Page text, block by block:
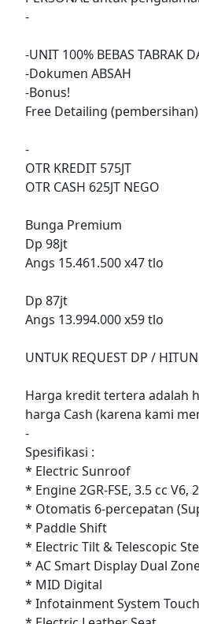
-
-UNIT 100% BEBAS TABRAK
-Dokumen ABSAH
-Bonus!
Free Detailing
-
OTR KREDIT 575JT
OTR CASH 625JT NEGO
Bunga Premium
Dp 98jt
Angs 15.461.500 x47 tlo
Dp 87jt
Angs 13.994.000 x59 tlo
UNTUK REQUEST DP /
Harga kredit tertera adalah
harga Cash (karena kami
-
Spesifikasi :
* Electric Sunroof
* Engine 2GR-FSE, 3.5 cc V6,
* Otomatis 6-percepatan
* Paddle Shift
* Electric Tilt & Telescopic
* AC Smart Display Dual
* MID Digital
* Infotainment System